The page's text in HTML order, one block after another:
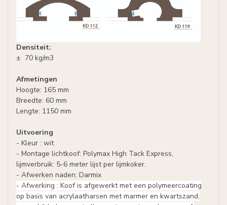
Densiteit:
± 70 kg/m3
Afmetingen
Hoogte: 165 mm
Breedte: 60 mm
Lengte: 1150 mm
Uitvoering
- Kleur : wit
- Montage lichtkoof: Polymax High Tack Express,
lijmverbruik: 5-6 meter lijst per lijmkoker.
- Afwerken naden: Darmix
- Afwerking : Koof is afgewerkt met een polymeercoating
op basis van acrylaatharsen met marmer en kwartszand,